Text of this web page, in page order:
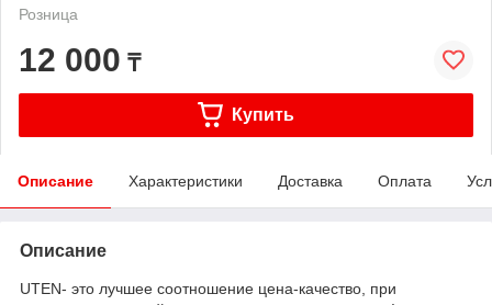
Розница
12 000 ₸
Купить
Описание Характеристики Доставка Оплата
Описание
UTEN- это лучшее соотношение цена-качество, при